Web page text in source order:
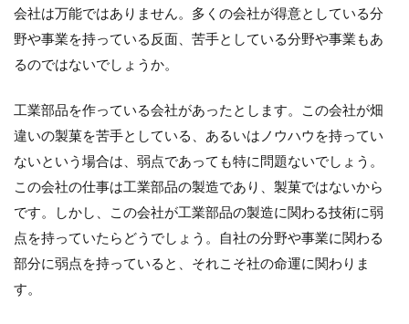
会社は万能ではありません。多くの会社が得意としている分
野や事業を持っている反面、苦手としている分野や事業もあ
るのではないでしょうか。
工業部品を作っている会社があったとします。この会社が畑
違いの製菓を苦手としている、あるいはノウハウを持ってい
ないという場合は、弱点であっても特に問題ないでしょう。
この会社の仕事は工業部品の製造であり、製菓ではないから
です。しかし、この会社が工業部品の製造に関わる技術に弱
点を持っていたらどうでしょう。自社の分野や事業に関わる
部分に弱点を持っていると、それこそ社の命運に関わりま
す。